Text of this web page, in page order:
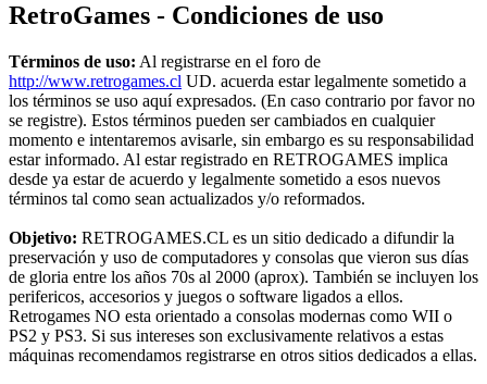
RetroGames - Condiciones de uso
Términos de uso: Al registrarse en el foro de
http://www.retrogames.cl UD. acuerda estar legalmente sometido a
los términos se uso aquí expresados. (En caso contrario por favor no
se registre). Estos términos pueden ser cambiados en cualquier
momento e intentaremos avisarle, sin embargo es su responsabilidad
estar informado. Al estar registrado en RETROGAMES implica
desde ya estar de acuerdo y legalmente sometido a esos nuevos
términos tal como sean actualizados y/o reformados.
Objetivo: RETROGAMES.CL es un sitio dedicado a difundir la
preservación y uso de computadores y consolas que vieron sus días
de gloria entre los años 70s al 2000 (aprox). También se incluyen los
perifericos, accesorios y juegos o software ligados a ellos.
Retrogames NO esta orientado a consolas modernas como WII o
PS2 y PS3. Si sus intereses son exclusivamente relativos a estas
máquinas recomendamos registrarse en otros sitios dedicados a ellas.